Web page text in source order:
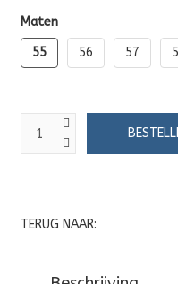
Maten
55
56 57
TERUG NAAR: